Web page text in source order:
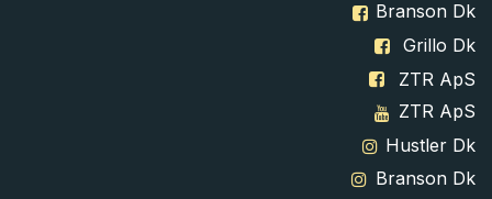
Branson Dk
Grillo Dk
ZTR ApS
ZTR ApS
Hustler Dk
Branson Dk